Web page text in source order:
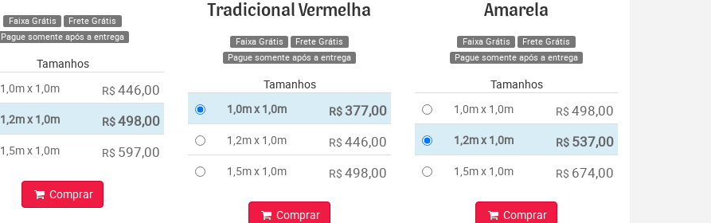
Faixa Grátis
Frete Grátis
Pague somente após a entrega
Tamanhos
1,0m x 1,0m
R$ 446,00
1,2m x 1,0m R$498,00
1,5m x 1,0m R$ 597,00
Comprar
Tradicional Vermelha
Faixa Grátis
Frete Grátis
Pague somente após a entrega
Tamanhos
1,0m x 1,0m
R$ 377,00
1,2m x 1,0m R$ 446,00
1,5m x 1,0m R$ 498,00
Comprar
Amarela
Faixa Grátis
Frete Grátis
Pague somente após a entrega
Tamanhos
1,0m x 1,0m
R$ 498,00
1,2m x 1,0m R$ 537,00
1,5m x 1,0m R$ 674,00
Comprar